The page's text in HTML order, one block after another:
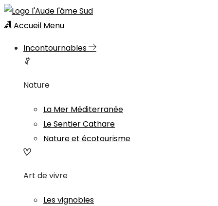
Accueil Menu
Incontournables
Nature
La Mer Méditerranée
Le Sentier Cathare
Nature et écotourisme
Art de vivre
Les vignobles